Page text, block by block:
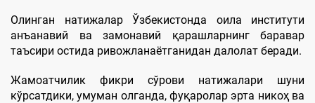
Олинган натижалар Ўзбекистонда оила институти
анъанавий ва замонавий қарашларнинг баравар
таъсири остида ривожланаётганидан далолат беради.
Жамoатчилик фикри сўрови натижалари шуни
кўрсатдики, умуман олганда, фуқаролар эрта никоҳ ва